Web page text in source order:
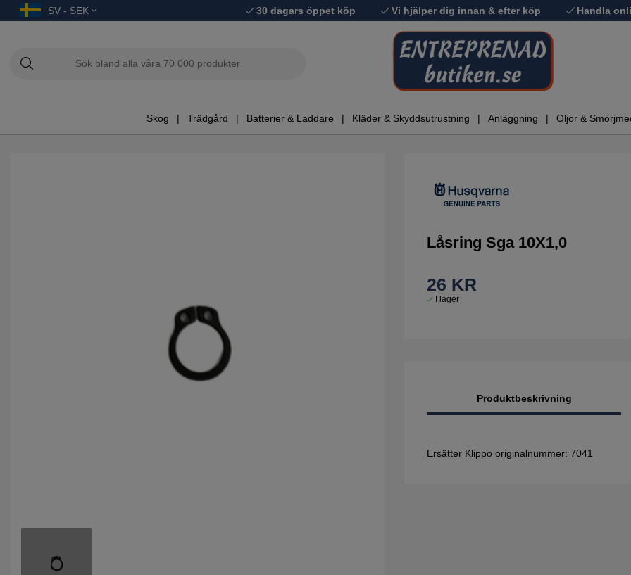
SV - SEK 30 dagars öppet köp Vi hjälper dig innan & efter köp Handla
Skog Trädgård Batterier & Laddare Kläder & Skyddsutrustning Anläggning Oljor &
Låsring Sga 10X1,0
26 KR
I lager
Produktbeskrivning
Ersätter Klippo originalnummer: 7041